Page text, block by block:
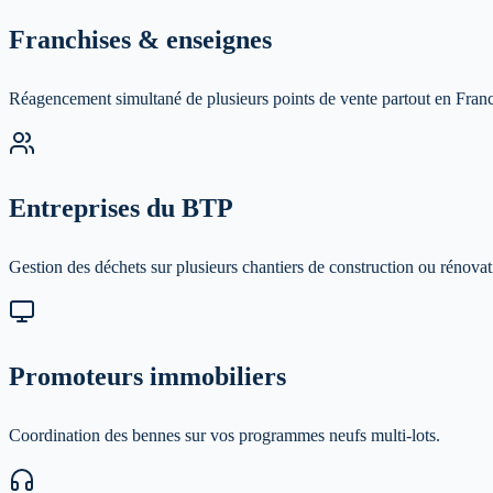
Franchises & enseignes
Réagencement simultané de plusieurs points de vente partout en
Entreprises du BTP
Gestion des déchets sur plusieurs chantiers de construction ou
Promoteurs immobiliers
Coordination des bennes sur vos programmes neufs multi-lots.